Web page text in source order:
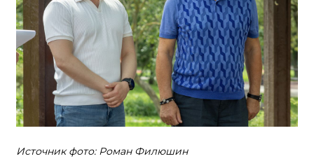
Источник фото: Роман Филюшин